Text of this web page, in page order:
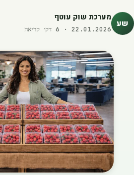
שע מערכת שוק עוטף
22.01.2026
·
6 דק׳ קריאה